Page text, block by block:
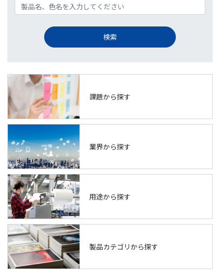
課題から探す
業界から探す
用途から探す
製品カテゴリから探す